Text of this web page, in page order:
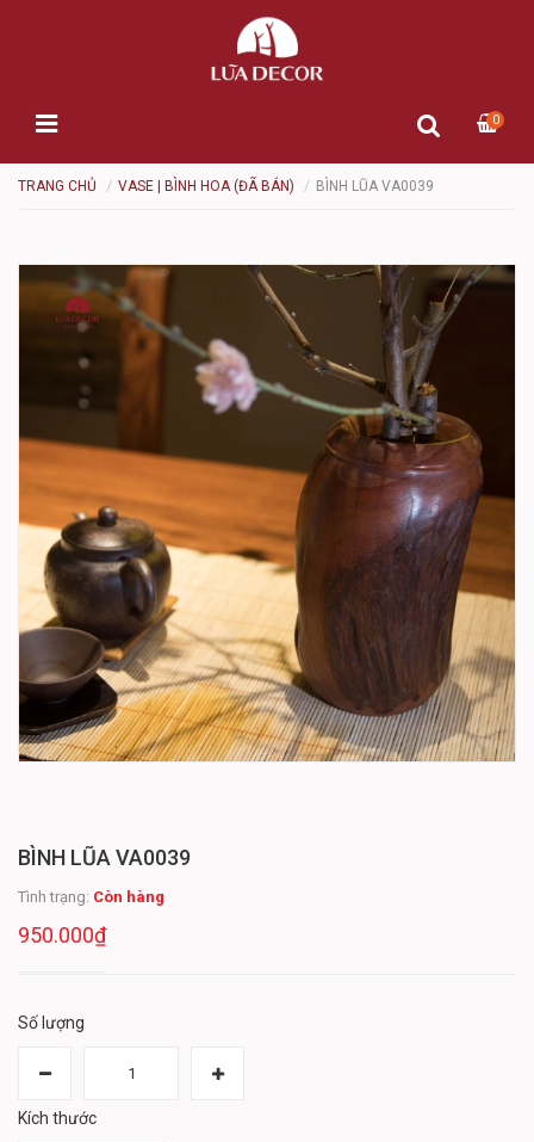
0
TRANG CHỦ VASE | BÌNH HOA (ĐÃ BÁN) BÌNH LŨA VA0039
BÌNH LŨA VA0039
Tình trạng: Còn hàng
950.000₫
Số lượng
Kích thước